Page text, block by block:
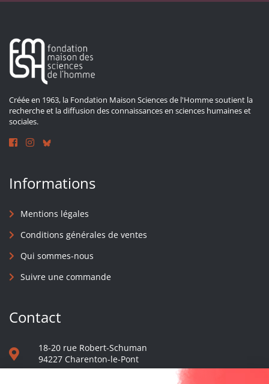
Créée en 1963, la Fondation Maison Sciences de l'Homme soutient la
recherche et la diffusion des connaissances en sciences humaines et
sociales.
Informations
Mentions légales
Conditions générales de ventes
Qui sommes-nous
Suivre une commande
Contact
18-20 rue Robert-Schuman
94227 Charenton-le-Pont